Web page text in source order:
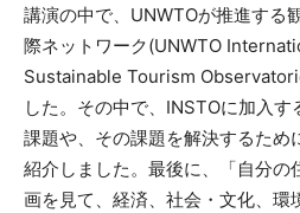
講演の中で、UNWTOが推進する
際ネットワーク(UNWTO
Sustainable Tourism
した。その中で、INSTOに加入
課題や、その課題を解決するため
紹介しました。最後に、「自分の
画を見て、経済、社会・文化、環